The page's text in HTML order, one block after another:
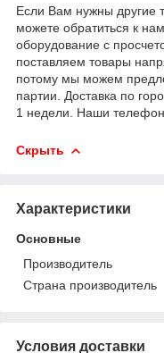
Если Вам нужны другие
можете обратиться к
оборудование с
поставляем товары
потому мы можем
партии. Доставка по
1 недели. Наши
Скрыть
Характеристики
Основные
Производитель
Страна производитель
Условия доставки